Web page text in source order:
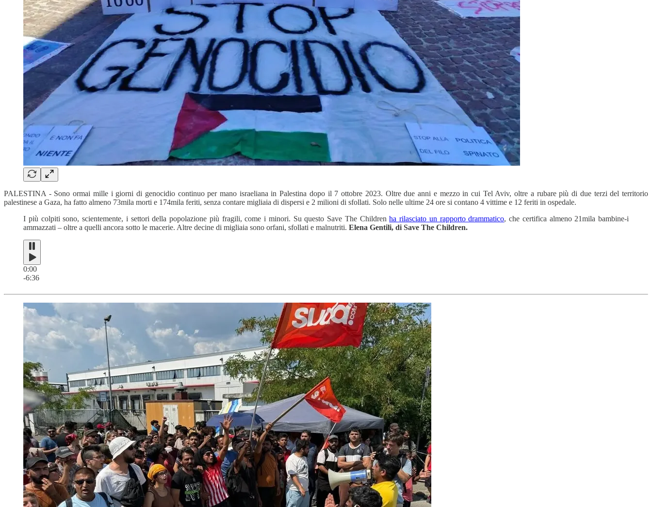
PALESTINA - Sono ormai mille i giorni di genocidio continuo per mano israeliana in Palestina dopo il 7 ottobre 2023. Oltre due anni e mezzo in cui Tel Aviv, oltre a rubare più di due terzi del territorio
palestinese a Gaza, ha fatto almeno 73mila morti e 174mila feriti, senza contare migliaia di dispersi e 2 milioni di sfollati. Solo nelle ultime 24 ore si contano 4 vittime e 12 feriti in ospedale.
I più colpiti sono, scientemente, i settori della popolazione più fragili, come i minori. Su questo Save The Childrenha rilasciato un rapporto drammatico, che certifica almeno 21mila bambine-i
ammazzati – oltre a quelli ancora sotto le macerie. Altre decine di migliaia sono orfani, sfollati e malnutriti. Elena Gentili, di Save The Children.
0:00
-6:36